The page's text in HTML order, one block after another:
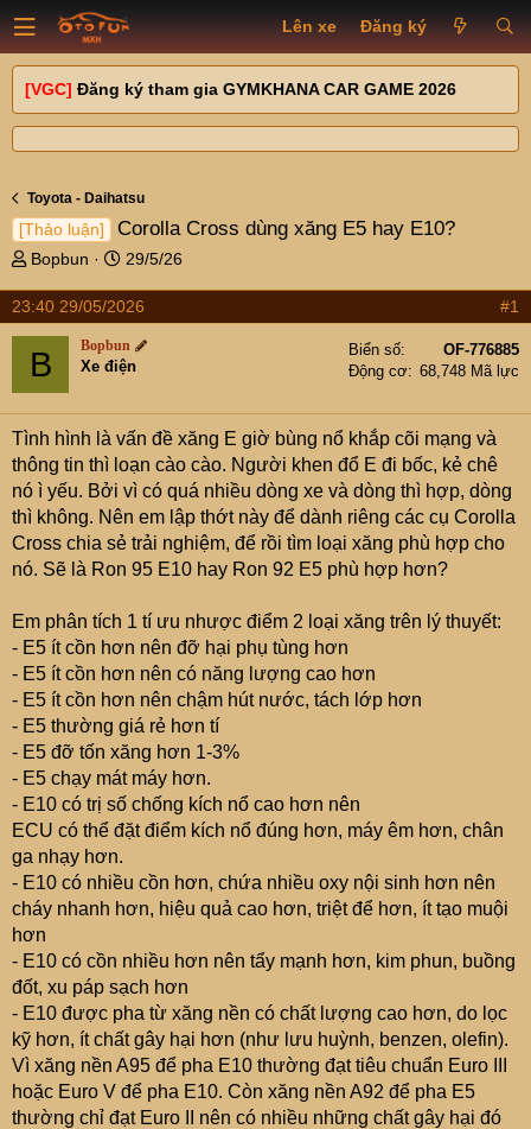
Lên xe Đăng ký
[VGC] Đăng ký tham gia GYMKHANA CAR GAME 2026
Toyota - Daihatsu
[Thảo luận] Corolla Cross dùng xăng E5 hay E10?
T
r
e
d
s
t
a
r
t
e
r
Bopbun
N
à
y
g
ử
29/5/26
23:40 29/05/2026 #1
B Bopbun
Xe điện
Biển số
OF-776885
Động cơ
68,748 Mã lực
Tình hình là vấn đề xăng E giờ bùng nổ khắp cõi mạng và
thông tin thì loạn cào cào. Người khen đổ E đi bốc, kẻ chê
nó ì yếu. Bởi vì có quá nhiều dòng xe và dòng thì hợp, dòng
thì không. Nên em lập thớt này để dành riêng các cụ Corolla
Cross chia sẻ trải nghiệm, để rồi tìm loại xăng phù hợp cho
nó. Sẽ là Ron 95 E10 hay Ron 92 E5 phù hợp hơn?
Em phân tích 1 tí ưu nhược điểm 2 loại xăng trên lý thuyết:
- E5 ít cồn hơn nên đỡ hại phụ tùng hơn
- E5 ít cồn hơn nên có năng lượng cao hơn
- E5 ít cồn hơn nên chậm hút nước, tách lớp hơn
- E5 thường giá rẻ hơn tí
- E5 đỡ tốn xăng hơn 1-3%
- E5 chạy mát máy hơn.
- E10 có trị số chống kích nổ cao hơn nên
ECU có thể đặt điểm kích nổ đúng hơn, máy êm hơn, chân
ga nhạy hơn.
- E10 có nhiều cồn hơn, chứa nhiều oxy nội sinh hơn nên
cháy nhanh hơn, hiệu quả cao hơn, triệt để hơn, ít tạo muội
hơn
- E10 có cồn nhiều hơn nên tẩy mạnh hơn, kim phun, buồng
đốt, xu páp sạch hơn
- E10 được pha từ xăng nền có chất lượng cao hơn, do lọc
kỹ hơn, ít chất gây hại hơn (như lưu huỳnh, benzen, olefin).
Vì xăng nền A95 để pha E10 thường đạt tiêu chuẩn Euro III
hoặc Euro V để pha E10. Còn xăng nền A92 để pha E5
thường chỉ đạt Euro II nên có nhiều những chất gây hại đó